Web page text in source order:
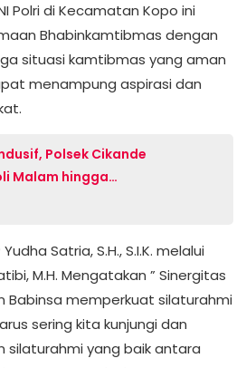
Polri di Kecamatan Kopo ini
Bhabinkamtibmas dengan
situasi kamtibmas yang aman
menampung aspirasi dan
Polsek Cikande
Malam hingga
Satria, S.H., S.I.K. melalui
M.H. Mengatakan ” Sinergitas
Babinsa memperkuat silaturahmi
sering kita kunjungi dan
silaturahmi yang baik antara